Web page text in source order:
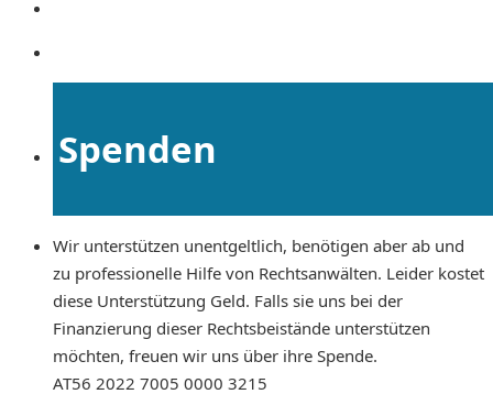
Spenden
Wir unterstützen unentgeltlich, benötigen aber ab und
zu professionelle Hilfe von Rechtsanwälten. Leider kostet
diese Unterstützung Geld. Falls sie uns bei der
Finanzierung dieser Rechtsbeistände unterstützen
möchten, freuen wir uns über ihre Spende.
AT56 2022 7005 0000 3215